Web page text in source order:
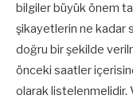
bilgiler büyük önem
şikayetlerin ne kadar
doğru bir şekilde
önceki saatler
olarak listelenmelidir.